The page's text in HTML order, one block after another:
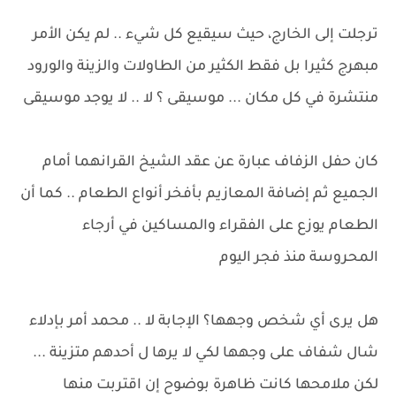
ترجلت إلى الخارج، حيث سيقيع كل شيء .. لم يكن الأمر
مبهرج كثيرا بل فقط الكثير من الطاولات والزينة والورود
منتشرة في كل مكان ... موسيقى ؟ لا .. لا يوجد موسيقى
كان حفل الزفاف عبارة عن عقد الشيخ القرانهما أمام
الجميع ثم إضافة المعازيم بأفخر أنواع الطعام .. كما أن
الطعام يوزع على الفقراء والمساكين في أرجاء
المحروسة منذ فجر اليوم
هل يرى أي شخص وجهها؟ الإجابة لا .. محمد أمر بإدلاء
شال شفاف على وجهها لكي لا يرها ل أحدهم متزينة ...
لكن ملامحها كانت ظاهرة بوضوح إن اقتربت منها